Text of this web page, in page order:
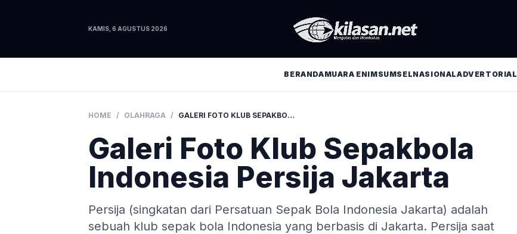
KAMIS, 6 AGUSTUS 2026
BERANDAMUARA ENIMSUMSELNASIONALADVERTORIAL
HOME / OLAHRAGA / GALERI FOTO KLUB SEPAKBOLA INDONESIA PERSIJA JAKARTA
Galeri Foto Klub Sepakbola
Indonesia Persija Jakarta
Persija (singkatan dari Persatuan Sepak Bola Indonesia Jakarta) adalah
sebuah klub sepak bola Indonesia yang berbasis di Jakarta. Persija saat